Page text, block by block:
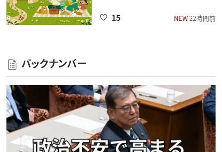
NEW22時間前
15
バックナンバー